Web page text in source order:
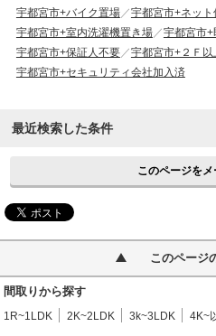
宇都宮市+バイク置場
宇都宮市+ネッ
宇都宮市+室内洗濯機置き場
宇都宮市+
宇都宮市+保証人不要
宇都宮市+２Ｆ以
宇都宮市+セキュリティ会社加入済
最近検索した条件
このページを
このページ
間取りから探す
1R~1LDK 2K~2LDK 3k~3LDK 4K~